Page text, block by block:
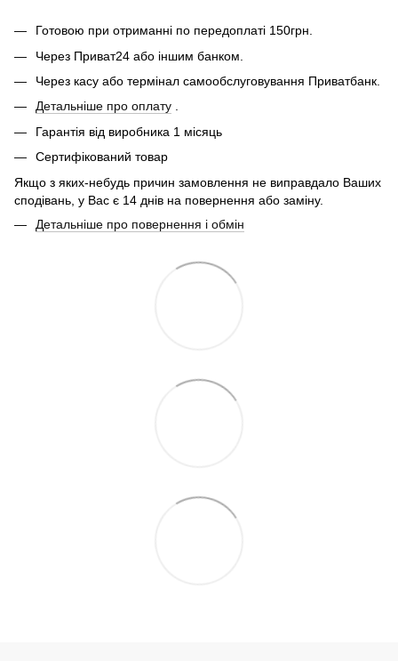
Готовою при отриманні по передоплаті 150грн.
Через Приват24 або іншим банком.
Через касу або термінал самообслуговування Приватбанк.
Детальніше про оплату .
Гарантія від виробника 1 місяць
Сертифікований товар
Якщо з яких-небудь причин замовлення не виправдало Ваших
сподівань, у Вас є 14 днів на повернення або заміну.
Детальніше про повернення і обмін